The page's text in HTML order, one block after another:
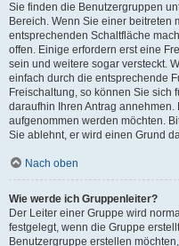
Sie finden die Benutzergruppen
Bereich. Wenn Sie einer beitreten
entsprechenden Schaltfläche
offen. Einige erfordern erst eine
sein und weitere sogar versteckt.
einfach durch die entsprechende
Freischaltung, so können Sie sich
daraufhin Ihren Antrag
aufgenommen werden möchten.
Sie ablehnt, er wird einen Grund
Nach oben
Wie werde ich Gruppenleiter?
Der Leiter einer Gruppe wird
festgelegt, wenn die Gruppe
Benutzergruppe erstellen